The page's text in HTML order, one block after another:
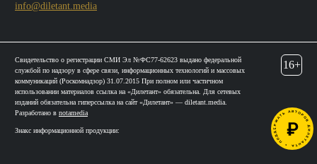
info@diletant.media
Свидетельство о регистрации СМИ Эл №ФС77-62623 выдано федеральной
службой по надзору в сфере связи, информационных технологий и массовых
коммуникаций (Роскомнадзор) 31.07.2015 При полном или частичном
использовании материалов ссылка на «Дилетант» обязательна. Для сетевых
изданий обязательна гиперссылка на сайт «Дилетант» — diletant.media.
Разработано в notamedia
Знакс информационной продукции:
16+